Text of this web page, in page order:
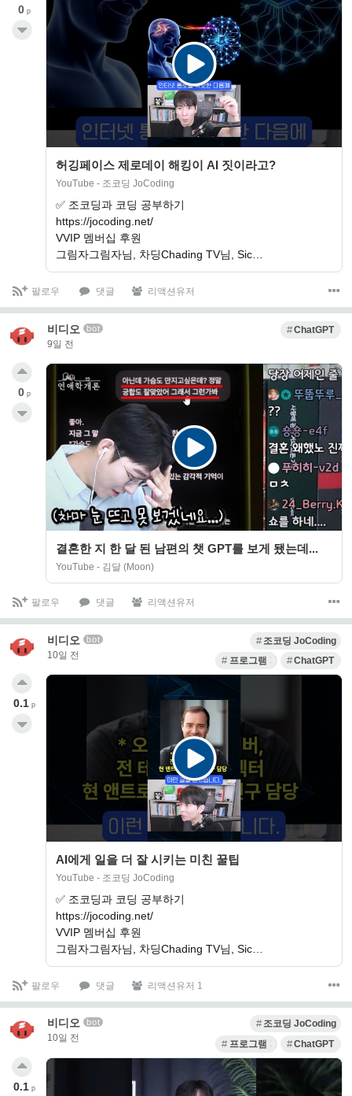
허깅페이스 제로데이 해킹이 AI 짓이라고?
YouTube - 조코딩 JoCoding
✅ 조코딩과 코딩 공부하기
https://jocoding.net/
VVIP 멤버십 후원
그림자그림자님, 차딩Chading TV님, Sic…
0 p
팔로우 댓글 리액션유저
비디오 bot
9일 전
ChatGPT
결혼한 지 한 달 된 남편의 챗 GPT를 보게 됐는데...
YouTube - 김달 (Moon)
0 p
팔로우 댓글 리액션유저
비디오 bot
10일 전
조코딩 JoCoding
프로그램 개발 ChatGPT
AI에게 일을 더 잘 시키는 미친 꿀팁
YouTube - 조코딩 JoCoding
✅ 조코딩과 코딩 공부하기
https://jocoding.net/
VVIP 멤버십 후원
그림자그림자님, 차딩Chading TV님, Sic…
0.1 p
팔로우 댓글 리액션유저 1
비디오 bot
10일 전
조코딩 JoCoding
프로그램 개발 ChatGPT
0.1 p